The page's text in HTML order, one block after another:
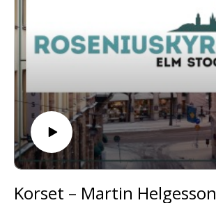
Korset – Martin Helgesson